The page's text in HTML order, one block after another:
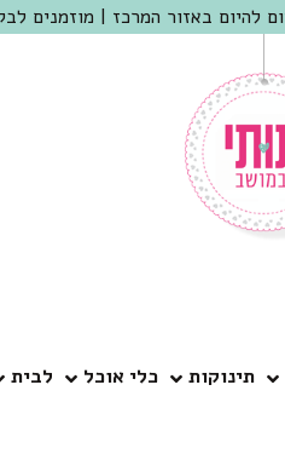
תינוקות כלי אוכל לבית